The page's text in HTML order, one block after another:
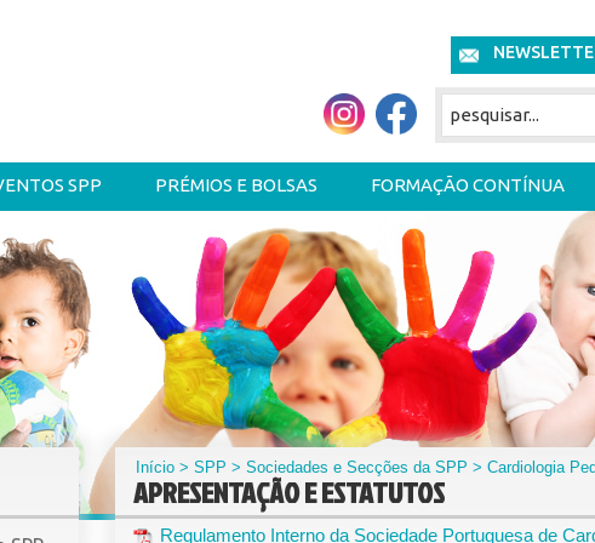
SPP PRÉMIOS E BOLSAS FORMAÇÃO CONTÍNUA
Início >SPP >Sociedades e Secções da SPP >Cardiologia
APRESENTAÇÃO E ESTATUTOS
Regulamento Interno da Sociedade Portuguesa de